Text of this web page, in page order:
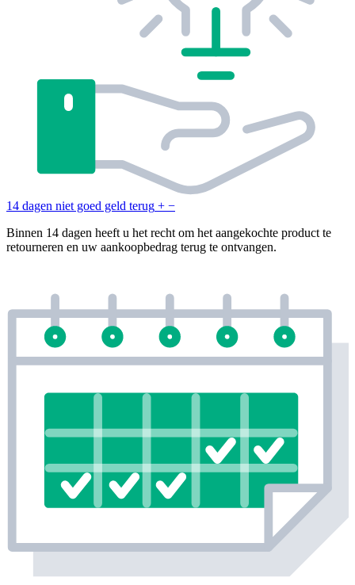
14 dagen niet goed geld terug + −
Binnen 14 dagen heeft u het recht om het aangekochte product te
retourneren en uw aankoopbedrag terug te ontvangen.